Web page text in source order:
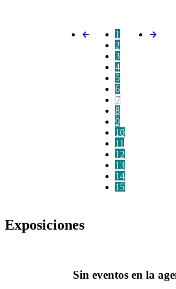
1
2
3
4
5
6
7
8
9
10
11
12
13
14
15
Exposiciones
Sin eventos en la